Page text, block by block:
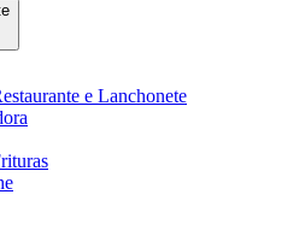
e Lanchonete